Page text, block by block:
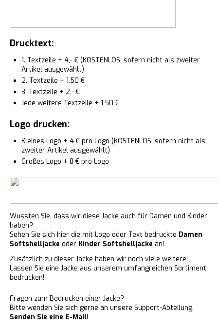
Drucktext:
1. Textzeile + 4,- € (KOSTENLOS, sofern nicht als zweiter
Artikel ausgewählt)
2. Textzeile + 1,50 €
3. Textzeile + 2,- €
Jede weitere Textzeile + 1,50 €
Logo drucken:
Kleines Logo + 4 € pro Logo (KOSTENLOS, sofern nicht als
zweiter Artikel ausgewählt)
Großes Logo + 8 € pro Logo
Wussten Sie, dass wir diese Jacke auch für Damen und Kinder
haben?
Sehen Sie sich hier die mit Logo oder Text bedruckte Damen
Softshelljacke oder Kinder Softshelljacke an!
Zusätzlich zu dieser Jacke haben wir noch viele weitere!
Lassen Sie eine Jacke aus unserem umfangreichen Sortiment
bedrucken!
Fragen zum Bedrucken einer Jacke?
Bitte wenden Sie sich gerne an unsere Support-Abteilung.
Senden Sie eine E-Mail!